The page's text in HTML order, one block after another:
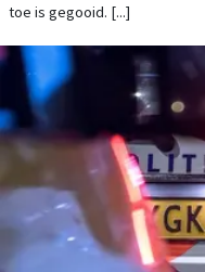
toe is gegooid. [...]